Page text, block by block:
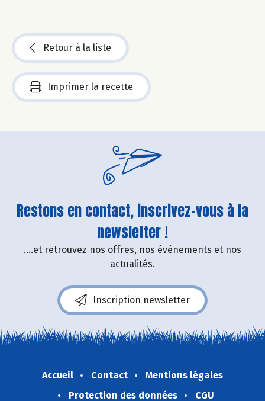
Retour à la liste
Imprimer la recette
Restons en contact, inscrivez-vous à la
newsletter !
....et retrouvez nos offres, nos événements et nos
actualités.
Inscription newsletter
Accueil Contact
Mentions légales
Protection des données
CGU